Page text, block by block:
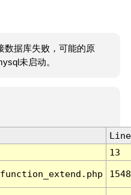
数据库失败，可能的原
未启动。
Line
13
1548